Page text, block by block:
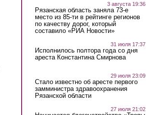
3 августа 19:36
Рязанская область заняла 73-е
место из 85-ти в рейтинге регионов
по качеству дорог, который
составило «РИА Новости»
31 июля 17:37
Исполнилось полтора года со дня
ареста Константина Смирнова
29 июля 23:09
Стало известно об аресте первого
замминистра здравоохранения
Рязанской области
27 июля 21:02